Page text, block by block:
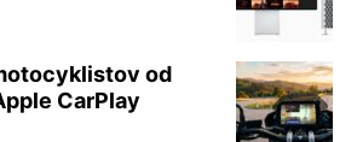
od
CarPlay